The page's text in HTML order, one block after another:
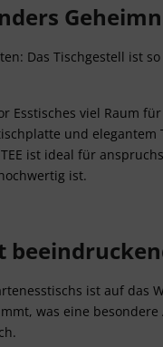
Das Tischgestell ist
Esstisches viel Raum
und elegantem
ist ideal für
ist.
ist auf das
was eine